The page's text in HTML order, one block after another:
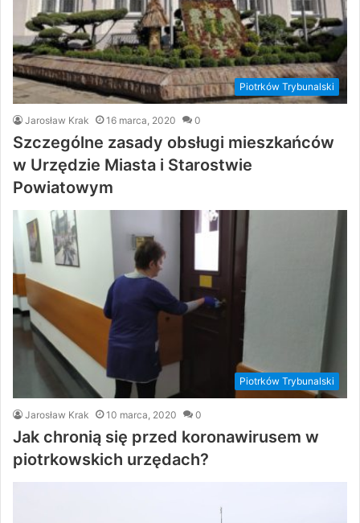
Piotrków Trybunalski
Jarosław Krak 16 marca, 2020 0
Szczególne zasady obsługi mieszkańców
w Urzędzie Miasta i Starostwie
Powiatowym
Piotrków Trybunalski
Jarosław Krak 10 marca, 2020 0
Jak chronią się przed koronawirusem w
piotrkowskich urzędach?